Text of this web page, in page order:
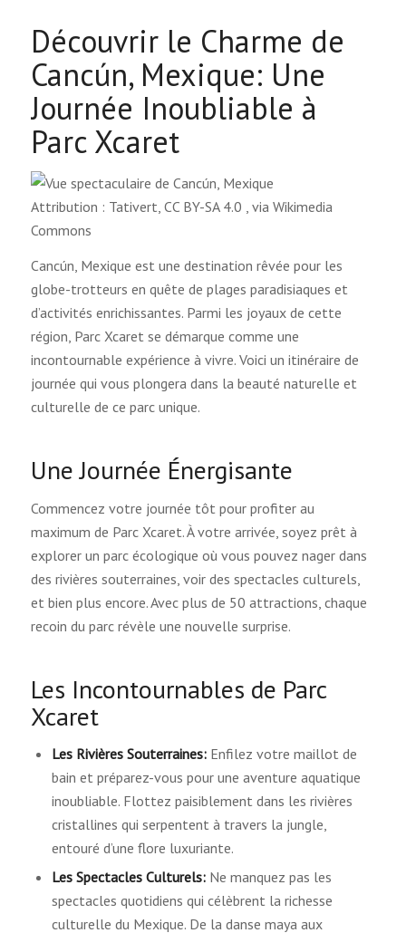
Découvrir le Charme de
Cancún, Mexique: Une
Journée Inoubliable à
Parc Xcaret
Attribution : Tativert, CC BY-SA 4.0 , via Wikimedia
Commons
Cancún, Mexique est une destination rêvée pour les
globe-trotteurs en quête de plages paradisiaques et
d’activités enrichissantes. Parmi les joyaux de cette
région, Parc Xcaret se démarque comme une
incontournable expérience à vivre. Voici un itinéraire de
journée qui vous plongera dans la beauté naturelle et
culturelle de ce parc unique.
Une Journée Énergisante
Commencez votre journée tôt pour profiter au
maximum de Parc Xcaret. À votre arrivée, soyez prêt à
explorer un parc écologique où vous pouvez nager dans
des rivières souterraines, voir des spectacles culturels,
et bien plus encore. Avec plus de 50 attractions, chaque
recoin du parc révèle une nouvelle surprise.
Les Incontournables de Parc
Xcaret
Les Rivières Souterraines:Enfilez votre maillot de
bain et préparez-vous pour une aventure aquatique
inoubliable. Flottez paisiblement dans les rivières
cristallines qui serpentent à travers la jungle,
entouré d’une flore luxuriante.
Les Spectacles Culturels:Ne manquez pas les
spectacles quotidiens qui célèbrent la richesse
culturelle du Mexique. De la danse maya aux